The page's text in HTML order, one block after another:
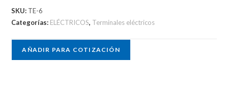
SKU: TE-6
Categorías: ELÉCTRICOS, Terminales eléctricos
AÑADIR PARA COTIZACIÓN